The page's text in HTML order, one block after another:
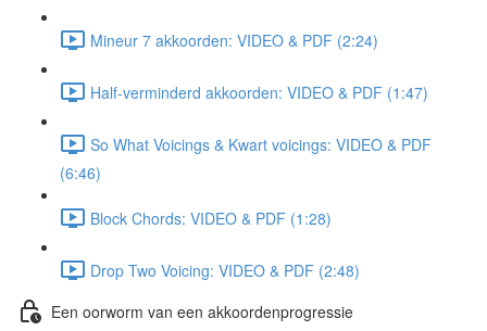
Mineur 7 akkoorden: VIDEO & PDF (2:24)
Half-verminderd akkoorden: VIDEO & PDF (1:47)
So What Voicings & Kwart voicings: VIDEO & PDF
(6:46)
Block Chords: VIDEO & PDF (1:28)
Drop Two Voicing: VIDEO & PDF (2:48)
Een oorworm van een akkoordenprogressie